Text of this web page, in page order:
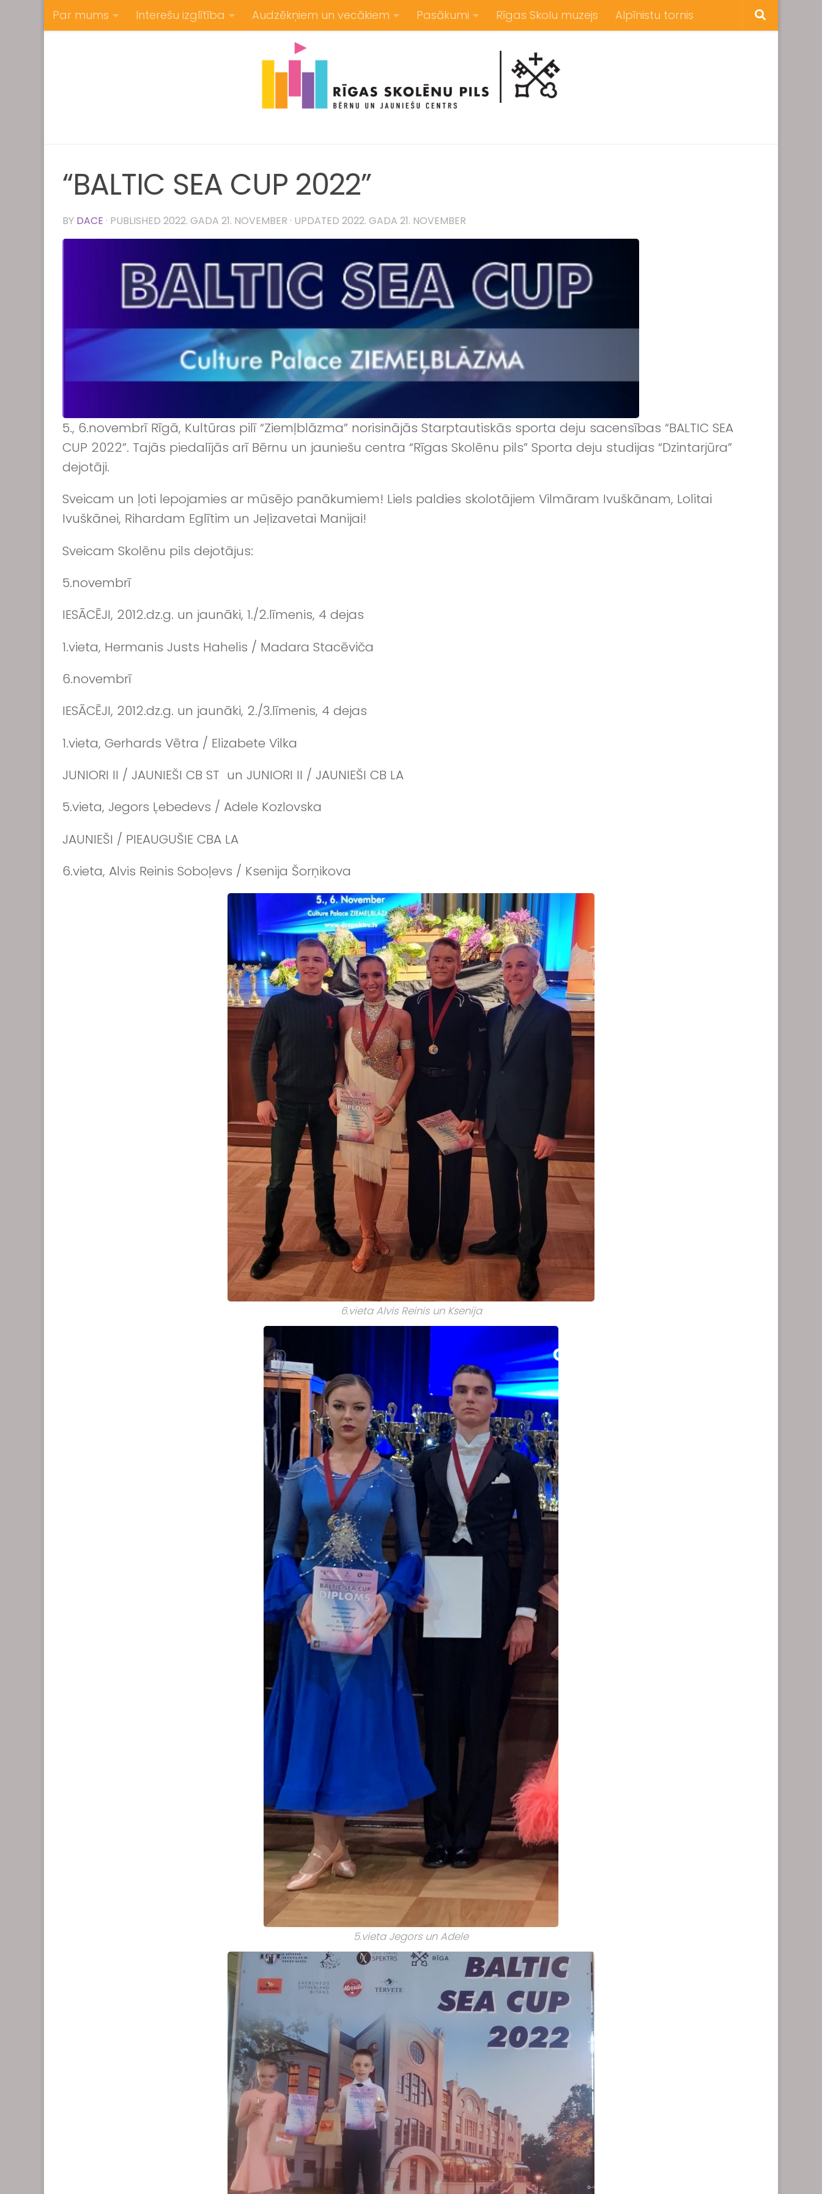
Skip to content
Par mums Interešu izglītība Audzēkņiem un vecākiem Pasākumi Rīgas Skolu muzejs Alpīnistu tornis
“BALTIC SEA CUP 2022”
BY DACE · PUBLISHED 2022. GADA 21. NOVEMBER · UPDATED 2022. GADA 21. NOVEMBER
5., 6.novembrī Rīgā, Kultūras pilī “Ziemļblāzma” norisinājās Starptautiskās sporta deju sacensības “BALTIC SEA
CUP 2022”. Tajās piedalījās arī Bērnu un jauniešu centra “Rīgas Skolēnu pils” Sporta deju studijas “Dzintarjūra”
dejotāji.
Sveicam un ļoti lepojamies ar mūsējo panākumiem! Liels paldies skolotājiem Vilmāram Ivuškānam, Lolitai
Ivuškānei, Rihardam Eglītim un Jeļizavetai Manijai!
Sveicam Skolēnu pils dejotājus:
5.novembrī
IESĀCĒJI, 2012.dz.g. un jaunāki, 1./2.līmenis, 4 dejas
1.vieta, Hermanis Justs Hahelis / Madara Stacēviča
6.novembrī
IESĀCĒJI, 2012.dz.g. un jaunāki, 2./3.līmenis, 4 dejas
1.vieta, Gerhards Vētra / Elizabete Vilka
JUNIORI II / JAUNIEŠI CB ST un JUNIORI II / JAUNIEŠI CB LA
5.vieta, Jegors Ļebedevs / Adele Kozlovska
JAUNIEŠI / PIEAUGUŠIE CBA LA
6.vieta, Alvis Reinis Soboļevs / Ksenija Šorņikova
6.vieta Alvis Reinis un Ksenija
5.vieta Jegors un Adele